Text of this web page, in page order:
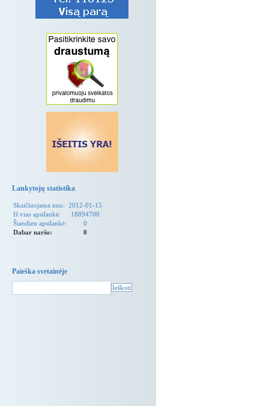
Lankytojų statistika
Skaičiuojama nuo: 2012-01-15
Iš viso apsilankė:
18894700
Šiandien apsilankė:
0
Dabar naršo:
0
Paieška svetainėje